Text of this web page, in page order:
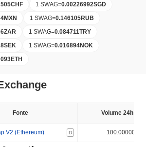
CHF 1 SWAG=0.00226992SGD
MXN 1 SWAG=0.146105RUB
ZAR 1 SWAG=0.084711TRY
SEK 1 SWAG=0.016894NOK
ETH
Fonte Volume 24h (%)
V2 (Ethereum) D 100.000000%